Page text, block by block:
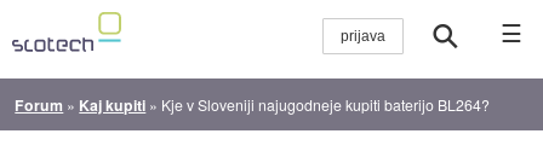
☰
Forum » Kaj kupiti » Kje v Sloveniji najugodneje kupiti baterijo BL264?